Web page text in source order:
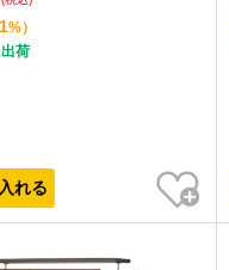
1%）
荷
れる
お気に入り